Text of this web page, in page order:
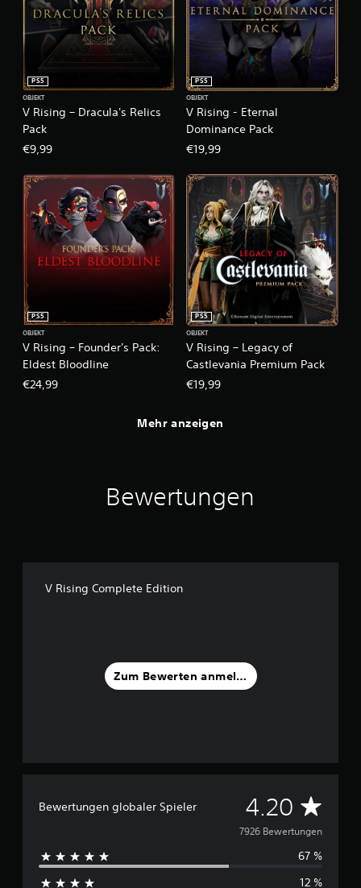
V Rising – Dracula's Relics
Pack
PS5
OBJEKT
€9,99
V Rising - Eternal
Dominance Pack
PS5
OBJEKT
€19,99
V Rising – Founder's Pack:
Eldest Bloodline
PS5
OBJEKT
€24,99
V Rising – Legacy of
Castlevania Premium Pack
PS5
OBJEKT
€19,99
Mehr anzeigen
Bewertungen
V Rising Complete Edition
Zum Bewerten anmelden
Bewertungen globaler Spieler 4.20 D
u
r
7926 Bewertungen
67 %
12 %